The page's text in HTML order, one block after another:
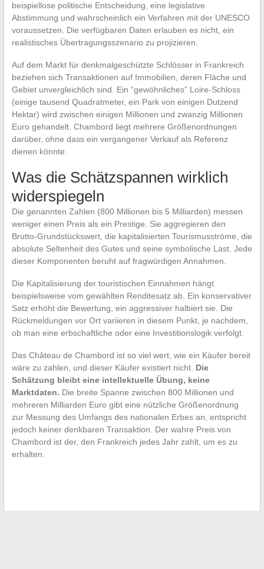
beispiellose politische Entscheidung, eine legislative
Abstimmung und wahrscheinlich ein Verfahren mit der UNESCO
voraussetzen. Die verfügbaren Daten erlauben es nicht, ein
realistisches Übertragungsszenario zu projizieren.
Auf dem Markt für denkmalgeschützte Schlösser in Frankreich
beziehen sich Transaktionen auf Immobilien, deren Fläche und
Gebiet unvergleichlich sind. Ein “gewöhnliches” Loire-Schloss
(einige tausend Quadratmeter, ein Park von einigen Dutzend
Hektar) wird zwischen einigen Millionen und zwanzig Millionen
Euro gehandelt. Chambord liegt mehrere Größenordnungen
darüber, ohne dass ein vergangener Verkauf als Referenz
dienen könnte.
Was die Schätzspannen wirklich
widerspiegeln
Die genannten Zahlen (800 Millionen bis 5 Milliarden) messen
weniger einen Preis als ein Prestige. Sie aggregieren den
Brutto-Grundstückswert, die kapitalisierten Tourismusströme, die
absolute Seltenheit des Gutes und seine symbolische Last. Jede
dieser Komponenten beruht auf fragwürdigen Annahmen.
Die Kapitalisierung der touristischen Einnahmen hängt
beispielsweise vom gewählten Renditesatz ab. Ein konservativer
Satz erhöht die Bewertung, ein aggressiver halbiert sie. Die
Rückmeldungen vor Ort variieren in diesem Punkt, je nachdem,
ob man eine erbschaftliche oder eine Investitionslogik verfolgt.
Das Château de Chambord ist so viel wert, wie ein Käufer bereit
wäre zu zahlen, und dieser Käufer existiert nicht. Die
Schätzung bleibt eine intellektuelle Übung, keine
Marktdaten. Die breite Spanne zwischen 800 Millionen und
mehreren Milliarden Euro gibt eine nützliche Größenordnung
zur Messung des Umfangs des nationalen Erbes an, entspricht
jedoch keiner denkbaren Transaktion. Der wahre Preis von
Chambord ist der, den Frankreich jedes Jahr zahlt, um es zu
erhalten.